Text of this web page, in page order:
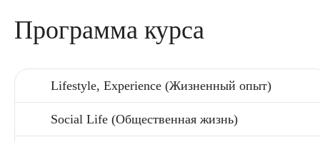
Программа курса
Lifestyle, Experience (Жизненный опыт)
Social Life (Общественная жизнь)